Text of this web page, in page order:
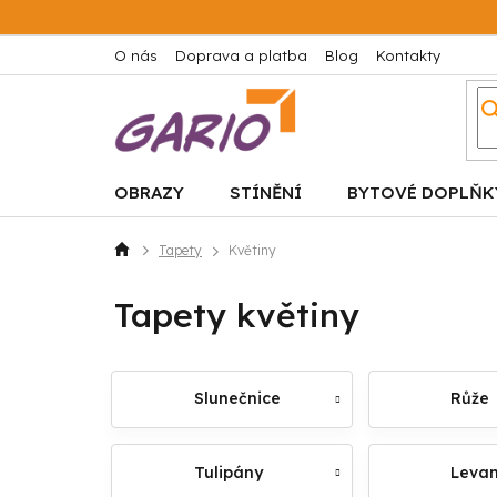
na
O nás Doprava a platba Blog Kontakty
OBRAZY STÍNĚNÍ BYTOVÉ
Domů Tapety Květiny
Tapety květiny
Slunečnice Růže
Tulipány